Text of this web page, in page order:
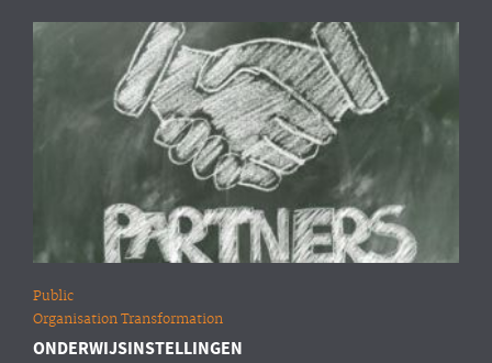
Public
Organisation Transformation
ONDERWIJSINSTELLINGEN